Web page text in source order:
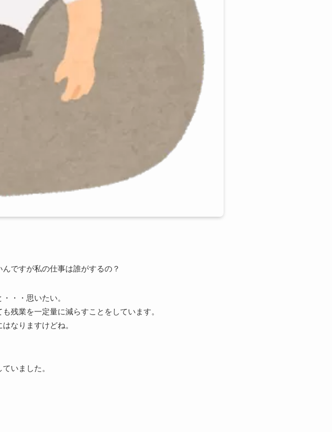
ですが私の仕事は誰がするの？
・・思いたい。
残業を一定量に減らすことをしています。
はなりますけどね。
いました。